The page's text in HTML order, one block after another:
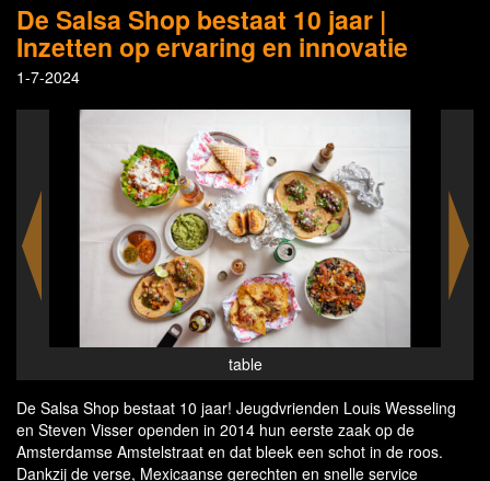
De Salsa Shop bestaat 10 jaar |
Inzetten op ervaring en innovatie
1-7-2024
barbacoa 2
De Salsa Shop bestaat 10 jaar! Jeugdvrienden Louis Wesseling
en Steven Visser openden in 2014 hun eerste zaak op de
Amsterdamse Amstelstraat en dat bleek een schot in de roos.
Dankzij de verse, Mexicaanse gerechten en snelle service